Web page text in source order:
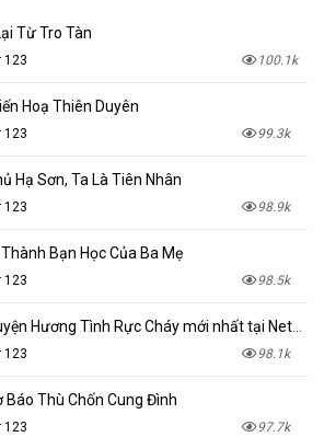
Từ Tro Tàn
123 100.1k
Hoạ Thiên Duyên
123 99.3k
Hạ Sơn, Ta Là Tiên Nhân
123 98.9k
Bạn Học Của Ba Mẹ
123 98.5k
123 98.1k
Báo Thù Chốn Cung Đình
123 97.7k